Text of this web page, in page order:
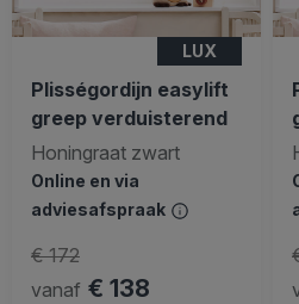
LUX
Plisségordijn easylift
greep verduisterend
Honingraat zwart
Online en via
adviesafspraak
vanaf € 138
€ 172